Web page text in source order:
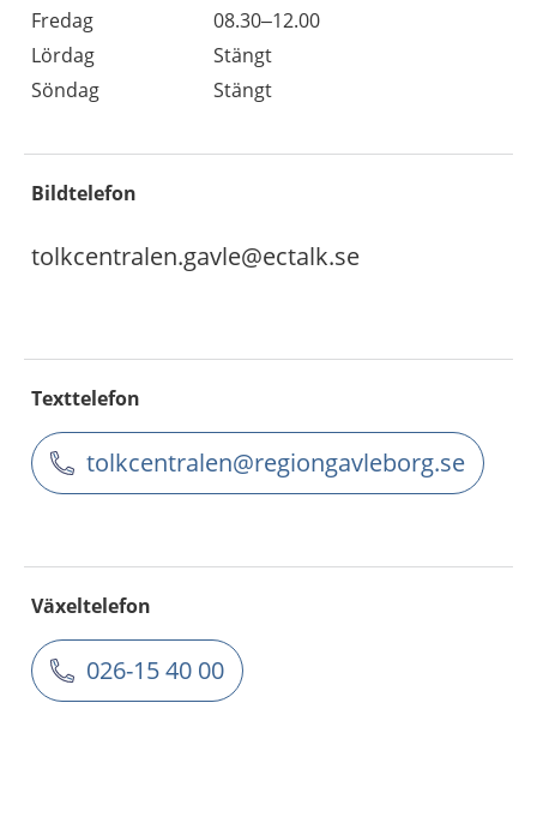
Fredag
08.30–12.00
Lördag
Stängt
Söndag
Stängt
Bildtelefon
tolkcentralen.gavle@ectalk.se
Texttelefon
tolkcentralen@regiongavleborg.se
Växeltelefon
026-15 40 00